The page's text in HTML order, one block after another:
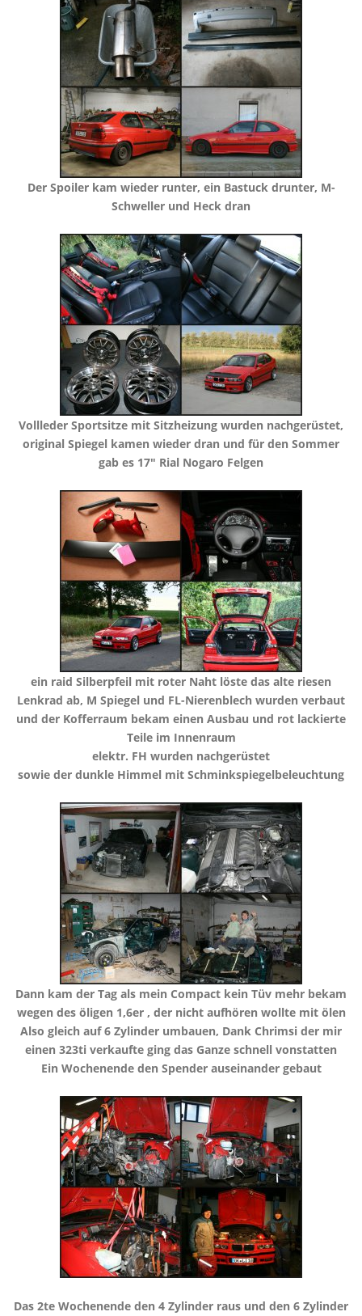
​Der Spoiler kam wieder runter, ein Bastuck drunter, M-
Schweller und Heck dran
​Vollleder Sportsitze mit Sitzheizung wurden nachgerüstet,
original Spiegel kamen wieder dran und für den Sommer
gab es 17" Rial Nogaro Felgen
​ein raid Silberpfeil mit roter Naht löste das alte riesen
Lenkrad ab, M Spiegel und FL-Nierenblech wurden verbaut
​und der Kofferraum bekam einen Ausbau und rot lackierte
Teile im Innenraum
​elektr. FH wurden nachgerüstet
​sowie der dunkle Himmel mit Schminkspiegelbeleuchtung
​Dann kam der Tag als mein Compact kein Tüv mehr bekam
wegen des öligen 1,6er , der nicht aufhören wollte mit ölen
​Also gleich auf 6 Zylinder umbauen, Dank Chrimsi der mir
einen 323ti verkaufte ging das Ganze schnell vonstatten
​Ein Wochenende den Spender auseinander gebaut
​Das 2te Wochenende den 4 Zylinder raus und den 6 Zylinder